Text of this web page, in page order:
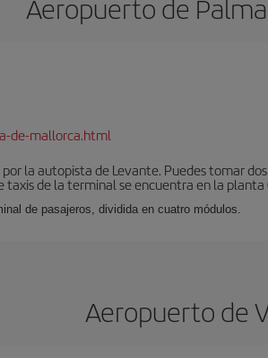
Aeropuerto de
de-mallorca.html
la autopista de Levante. Puedes tomar
taxis de la terminal se encuentra en la planta
de pasajeros, dividida en cuatro módulos.
Aeropuerto de